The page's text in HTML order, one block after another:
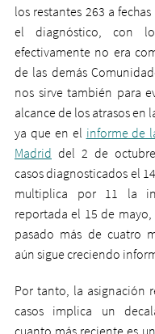
los restantes 263 a
el diagnóstico, con
efectivamente no era
de las demás
nos sirve también para
alcance de los atrasos en
ya que en el informe de
Madrid del 2 de
casos diagnosticados el
multiplica por 11 la
reportada el 15 de
pasado más de cuatro
aún sigue creciendo
Por tanto, la asignación
casos implica un
cuanto más reciente es